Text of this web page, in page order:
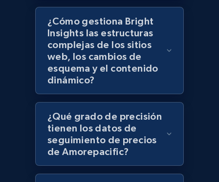
price, Currency, Stock, and more.
992+ 165+ Comenzar ahora
Lazada - Products - Discover products by
keyword
URL, Title, Rating, Reviews, Initial price, Final
price, Currency, Stock, and more.
992+ 165+ Comenzar ahora
¿Cómo gestiona Bright
Insights las estructuras
complejas de los sitios
web, los cambios de
esquema y el contenido
dinámico?
¿Qué grado de precisión
tienen los datos de
seguimiento de precios
de Amorepacific?